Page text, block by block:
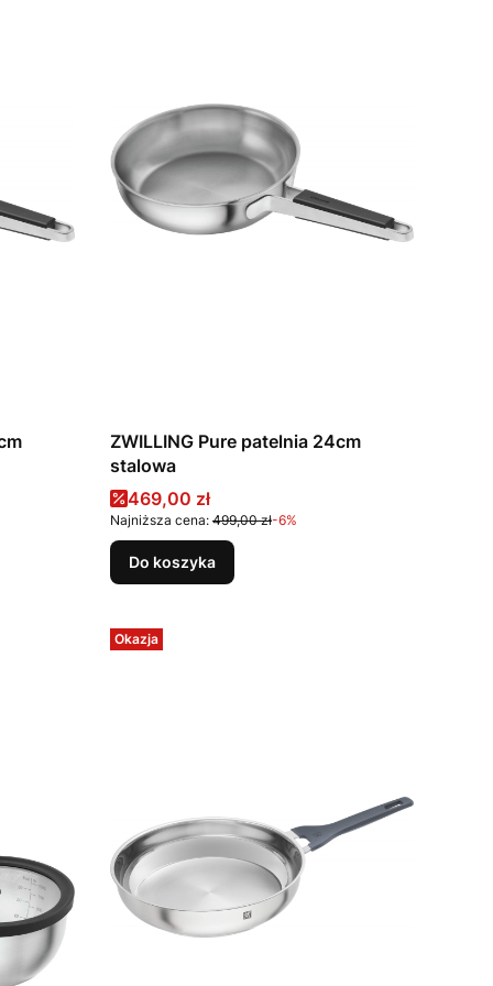
ZWILLING Pure patelnia 24cm
stalowa
Cena promocyjna
469,00 zł
Najniższa cena: 499,00 zł-6%
Do koszyka
Okazja